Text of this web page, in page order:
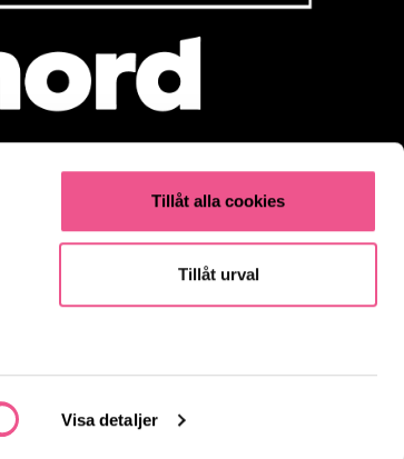
Visa detaljer
Tillåt alla cookies
Tillåt urval
Populärt
Parfym
Fynda